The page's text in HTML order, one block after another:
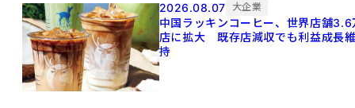
2026.08.07 大企業
中国ラッキンコーヒー、世界店舗3.6
店に拡大 既存店減収でも利益成長
持